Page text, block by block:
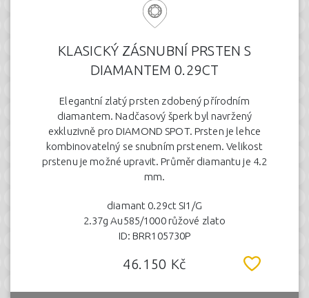
KLASICKÝ ZÁSNUBNÍ PRSTEN S
DIAMANTEM 0.29CT
Elegantní zlatý prsten zdobený přírodním
diamantem. Nadčasový šperk byl navržený
exkluzivně pro DIAMOND SPOT. Prsten je lehce
kombinovatelný se snubním prstenem. Velikost
prstenu je možné upravit. Průměr diamantu je 4.2
mm.
diamant 0.29ct SI1/G
2.37g Au585/1000 růžové zlato
ID: BRR105730P
46.150 Kč